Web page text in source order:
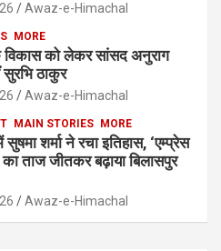
Awaz-e-Himachal
MORE
विकास को लेकर सांसद अनुराग
ठाकुर
Awaz-e-Himachal
MAIN STORIES MORE
शर्मा ने रचा इतिहास, ‘एम्प्रेस
ताज जीतकर बढ़ाया बिलासपुर
Awaz-e-Himachal